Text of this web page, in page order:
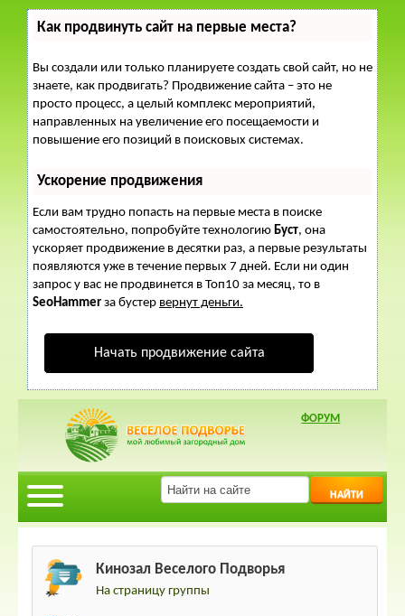
Как продвинуть сайт на первые места?
Вы создали или только планируете создать свой сайт, но не
знаете, как продвигать? Продвижение сайта – это не
просто процесс, а целый комплекс мероприятий,
направленных на увеличение его посещаемости и
повышение его позиций в поисковых системах.
Ускорение продвижения
Если вам трудно попасть на первые места в поиске
самостоятельно, попробуйте технологию Буст, она
ускоряет продвижение в десятки раз, а первые результаты
появляются уже в течение первых 7 дней. Если ни один
запрос у вас не продвинется в Топ10 за месяц, то в
SeoHammer за бустер вернут деньги.
Начать продвижение сайта
ФОРУМ
НАЙТИ
Кинозал Веселого Подворья
На страницу группы